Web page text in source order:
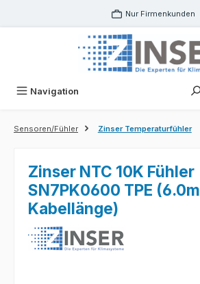
Zum Hauptinhalt springen Nur Firmenkunden
Navigation
Sensoren/Fühler Zinser Temperaturfühler
Zinser NTC 10K Fühler
SN7PK0600 TPE (6.0m
Kabellänge)